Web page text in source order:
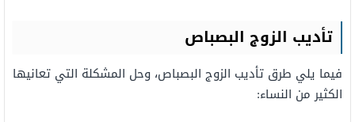
تأديب الزوج البصباص
فيما يلي طرق تأديب الزوج البصباص، وحل المشكلة التي تعانيها
الكثير من النساء: